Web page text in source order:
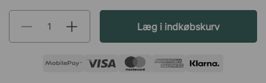
Læg i indkøbskurv